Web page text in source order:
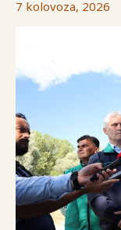
7 kolovoza, 2026